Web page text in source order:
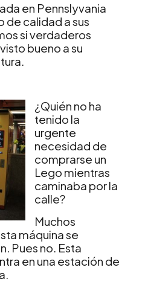
en Pennslyvania
de calidad a sus
si verdaderos
bueno a su
¿Quién no ha
tenido la
urgente
necesidad de
comprarse un
Lego mientras
caminaba por la
calle?
Muchos
máquina se
Pues no. Esta
en una estación de